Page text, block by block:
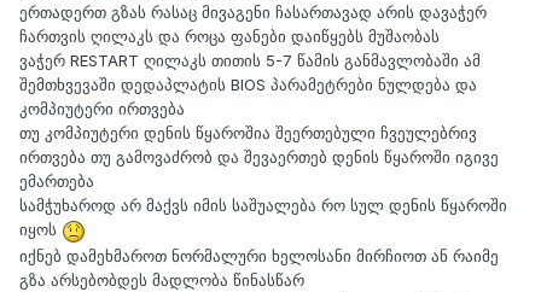
ერთადერთ გზას რასაც მივაგენი ჩასართავად არის დავაჭერ
ჩართვის ღილაკს და როცა ფანები დაიწყებს მუშაობას
ვაჭერ RESTART ღილაკს თითის 5-7 წამის განმავლობაში ამ
შემთხვევაში დედაპლატის BIOS პარამეტრები ნულდება და
კომპიუტერი ირთვება
თუ კომპიუტერი დენის წყაროშია შეერთებული ჩვეულებრივ
ირთვება თუ გამოვაძრობ და შევაერთებ დენის წყაროში იგივე
ემართება
სამჭუხაროდ არ მაქვს იმის საშუალება რო სულ დენის წყაროში
იყოს
იქნებ დამეხმაროთ ნორმალური ხელოსანი მირჩიოთ ან რაიმე
გზა არსებობდეს მადლობა წინასწარ